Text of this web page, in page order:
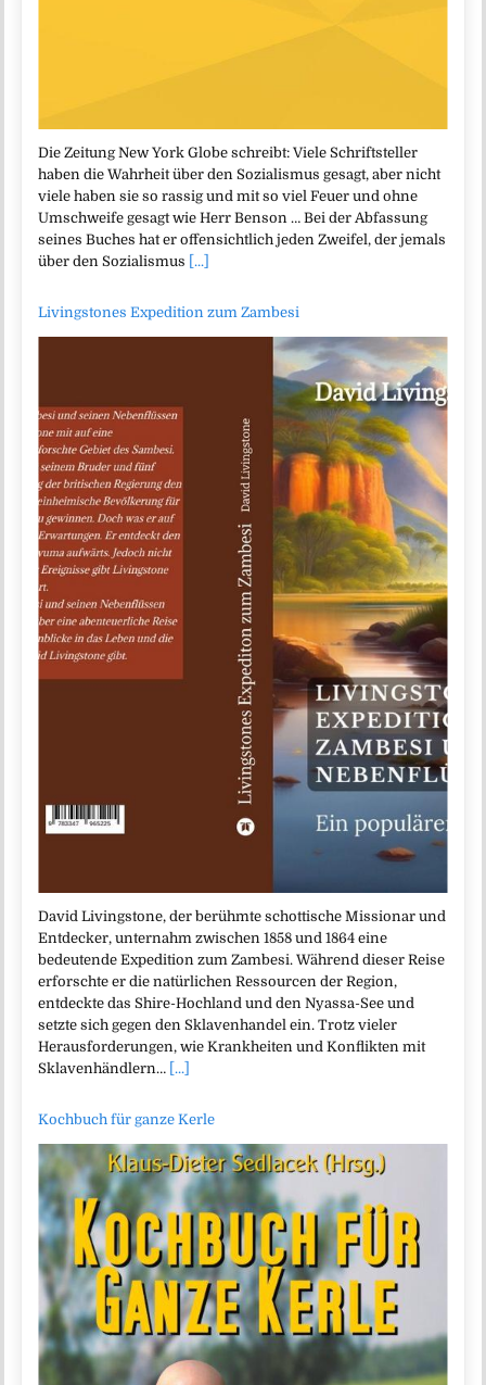
Die Zeitung New York Globe schreibt: Viele Schriftsteller
haben die Wahrheit über den Sozialismus gesagt, aber nicht
viele haben sie so rassig und mit so viel Feuer und ohne
Umschweife gesagt wie Herr Benson … Bei der Abfassung
seines Buches hat er offensichtlich jeden Zweifel, der jemals
über den Sozialismus [...]
Livingstones Expedition zum Zambesi
David Livingstone, der berühmte schottische Missionar und
Entdecker, unternahm zwischen 1858 und 1864 eine
bedeutende Expedition zum Zambesi. Während dieser Reise
erforschte er die natürlichen Ressourcen der Region,
entdeckte das Shire-Hochland und den Nyassa-See und
setzte sich gegen den Sklavenhandel ein. Trotz vieler
Herausforderungen, wie Krankheiten und Konflikten mit
Sklavenhändlern… [...]
Kochbuch für ganze Kerle